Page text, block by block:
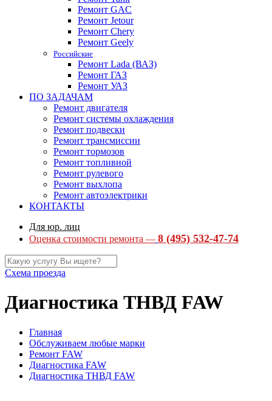
Ремонт GAC
Ремонт Jetour
Ремонт Chery
Ремонт Geely
Российские
Ремонт Lada (ВАЗ)
Ремонт ГАЗ
Ремонт УАЗ
ПО ЗАДАЧАМ
Ремонт двигателя
Ремонт системы охлаждения
Ремонт подвески
Ремонт трансмиссии
Ремонт тормозов
Ремонт топливной
Ремонт рулевого
Ремонт выхлопа
Ремонт автоэлектрики
КОНТАКТЫ
Для юр. лиц
Оценка стоимости ремонта — 8 (495) 532-47-74
Схема проезда
Диагностика ТНВД FAW
Главная
Обслуживаем любые марки
Ремонт FAW
Диагностика FAW
Диагностика ТНВД FAW